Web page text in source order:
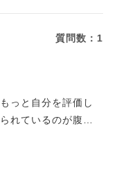
質問数： 1
っと自分を評価し
れているのが腹立